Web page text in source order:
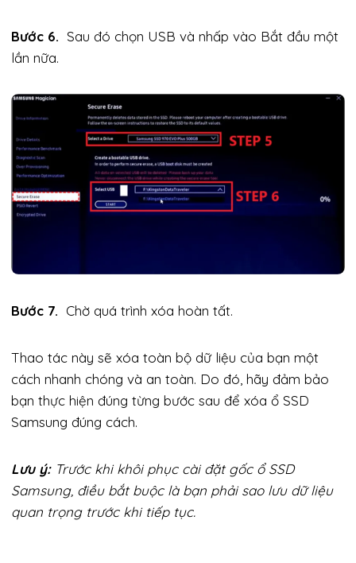
Bước 6. Sau đó chọn USB và nhấp vào Bắt đầu một
lần nữa.
Bước 7. Chờ quá trình xóa hoàn tất.
Thao tác này sẽ xóa toàn bộ dữ liệu của bạn một
cách nhanh chóng và an toàn. Do đó, hãy đảm bảo
bạn thực hiện đúng từng bước sau để xóa ổ SSD
Samsung đúng cách.
Lưu ý:Trước khi khôi phục cài đặt gốc ổ SSD
Samsung, điều bắt buộc là bạn phải sao lưu dữ liệu
quan trọng trước khi tiếp tục.